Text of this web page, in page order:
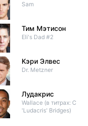
Sam
Тим Мэтисон
Eli's Dad #2
Кэри Элвес
Dr. Metzner
Лудакрис
Wallace (в титрах: Chris
'Ludacris' Bridges)